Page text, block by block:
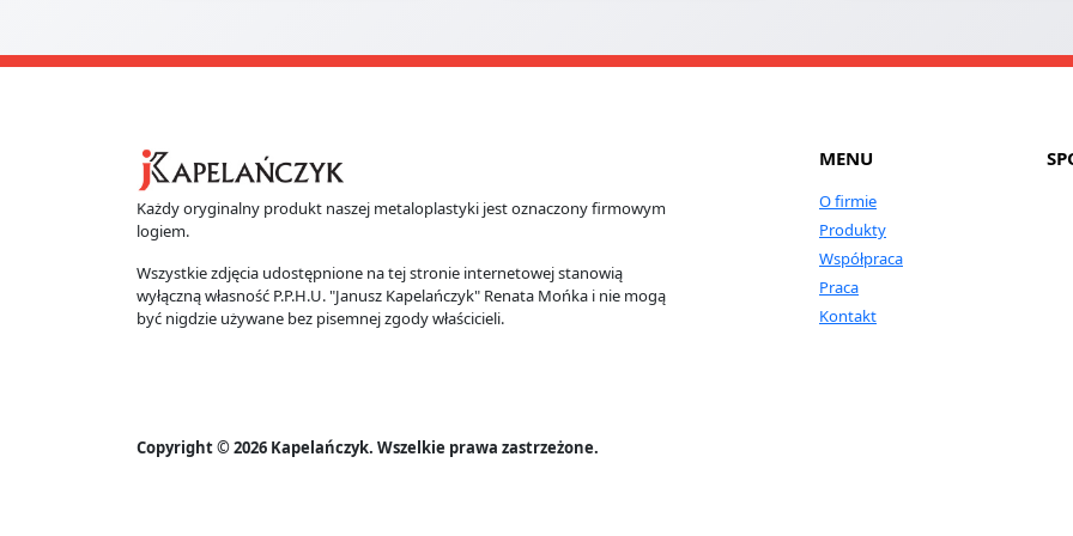
Każdy oryginalny produkt naszej metaloplastyki jest oznaczony firmowym
logiem.
Wszystkie zdjęcia udostępnione na tej stronie internetowej stanowią
wyłączną własność P.P.H.U. "Janusz Kapelańczyk" Renata Mońka i nie mogą
być nigdzie używane bez pisemnej zgody właścicieli.
MENU
O firmie
Produkty
Współpraca
Praca
Kontakt
Copyright © 2026 Kapelańczyk. Wszelkie prawa zastrzeżone.